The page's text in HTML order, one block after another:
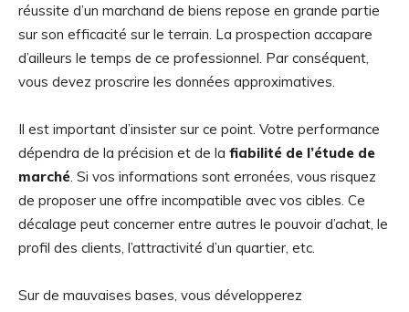
réussite d’un marchand de biens repose en grande partie
sur son efficacité sur le terrain. La prospection accapare
d’ailleurs le temps de ce professionnel. Par conséquent,
vous devez proscrire les données approximatives.
Il est important d’insister sur ce point. Votre performance
dépendra de la précision et de la fiabilité de l’étude de
marché . Si vos informations sont erronées, vous risquez
de proposer une offre incompatible avec vos cibles. Ce
décalage peut concerner entre autres le pouvoir d’achat, le
profil des clients, l’attractivité d’un quartier, etc.
Sur de mauvaises bases, vous développerez